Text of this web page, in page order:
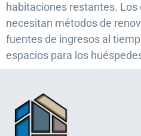
habitaciones restantes.
necesitan métodos de
fuentes de ingresos al
espacios para los